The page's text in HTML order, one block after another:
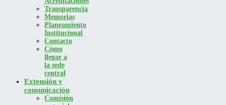
Transparencia
Memorias
Planeamiento
Institucional
Contacto
Cómo
llegar a
la sede
central
Extensión y
comunicación
Comisión